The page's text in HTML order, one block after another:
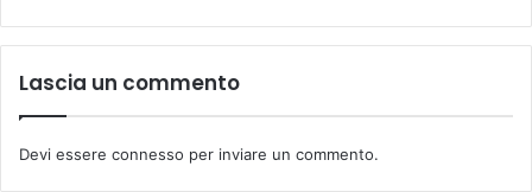
Lascia un commento
Devi essere connesso per inviare un commento.